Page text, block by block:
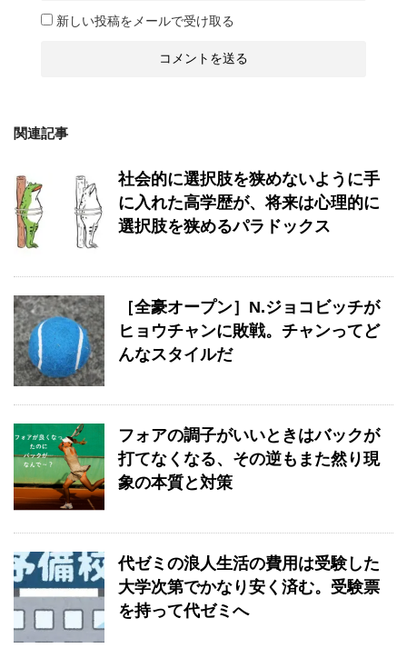
新しい投稿をメールで受け取る
関連記事
社会的に選択肢を狭めないように手
に入れた高学歴が、将来は心理的に
選択肢を狭めるパラドックス
［全豪オープン］N.ジョコビッチが
ヒョウチャンに敗戦。チャンってど
んなスタイルだ
フォアの調子がいいときはバックが
打てなくなる、その逆もまた然り現
象の本質と対策
代ゼミの浪人生活の費用は受験した
大学次第でかなり安く済む。受験票
を持って代ゼミへ